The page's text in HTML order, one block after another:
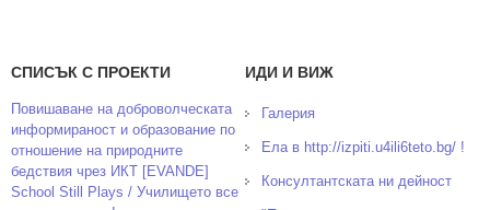
СПИСЪК С ПРОЕКТИ
Повишаване на доброволческата
информираност и образование по
отношение на природните
бедствия чрез ИКТ [EVANDE]
School Still Plays / Училището все
ИДИ И ВИЖ
Галерия
Ела в http://izpiti.u4ili6teto.bg/ !
Консултантската ни дейност